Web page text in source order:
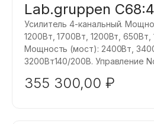
Lab.gruppen C68:4
Усилитель 4-канальный.
1200Вт, 1700Вт, 1200Вт, 650Вт,
Мощность (мост): 2400Вт,
3200Вт140/200В. Управление
Инсталляционный 4-х
355 300,00 ₽